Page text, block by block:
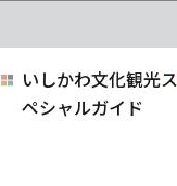
いしかわ文化観光ス
ペシャルガイド